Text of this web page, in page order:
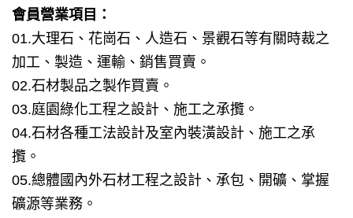
會員營業項目：
01.大理石、花崗石、人造石、景觀石等有關時裁之
加工、製造、運輸、銷售買賣。
02.石材製品之製作買賣。
03.庭園綠化工程之設計、施工之承攬。
04.石材各種工法設計及室內裝潢設計、施工之承
攬。
05.總體國內外石材工程之設計、承包、開礦、掌握
礦源等業務。